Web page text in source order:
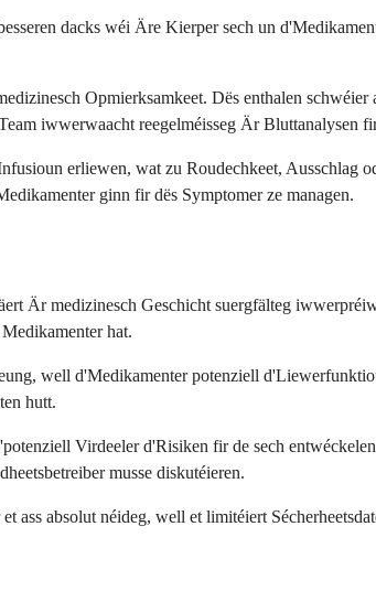
dacks wéi Äre Kierper sech un
Opmierksamkeet. Dës enthalen
iwwerwaacht reegelméisseg Är Bluttanalysen
erliewen, wat zu Roudechkeet, Ausschlag
ginn fir dës Symptomer ze managen.
Är medizinesch Geschicht suergfälteg
hat.
well d'Medikamenter potenziell
hutt.
Virdeeler d'Risiken fir de sech
musse diskutéieren.
ass absolut néideg, well et limitéiert